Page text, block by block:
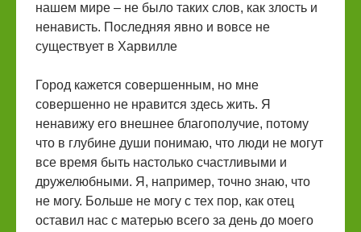
нашем мире – не было таких слов, как злость и
ненависть. Последняя явно и вовсе не
существует в Харвилле
Город кажется совершенным, но мне
совершенно не нравится здесь жить. Я
ненавижу его внешнее благополучие, потому
что в глубине души понимаю, что люди не могут
все время быть настолько счастливыми и
дружелюбными. Я, например, точно знаю, что
не могу. Больше не могу с тех пор, как отец
оставил нас с матерью всего за день до моего